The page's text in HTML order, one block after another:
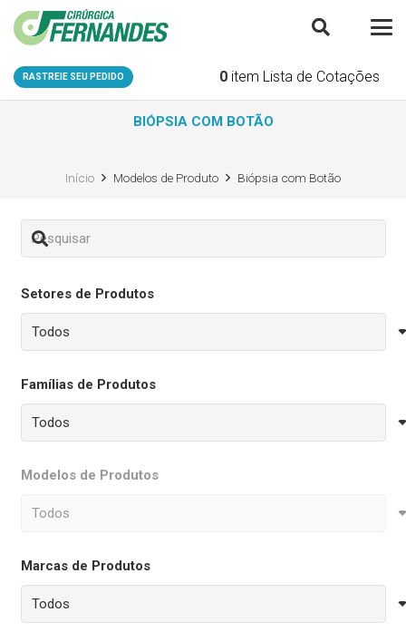
RASTREIE SEU PEDIDO 0 item Lista de Cotações
BIÓPSIA COM BOTÃO
Início Modelos de Produto Biópsia com Botão
Setores de Produtos
Famílias de Produtos
Modelos de Produtos
Marcas de Produtos